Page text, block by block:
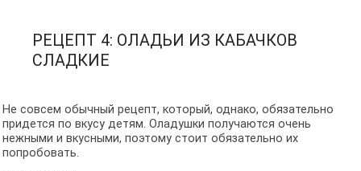
РЕЦЕПТ 4: ОЛАДЬИ ИЗ КАБАЧКОВ
СЛАДКИЕ
Не совсем обычный рецепт, который, однако, обязательно
придется по вкусу детям. Оладушки получаются очень
нежными и вкусными, поэтому стоит обязательно их
попробовать.